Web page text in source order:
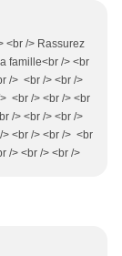
<br /> Rassurez
famille<br /> <br
/> <br /> <br />
<br /> <br /> <br
/> <br /> <br />
<br /> <br /> <br
/> <br /> <br />